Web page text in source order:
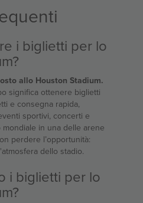
i biglietti per lo
allo Houston Stadium.
significa ottenere biglietti
e consegna rapida,
sportivi, concerti e
in una delle arene
perdere l’opportunità:
dello stadio.
i biglietti per lo